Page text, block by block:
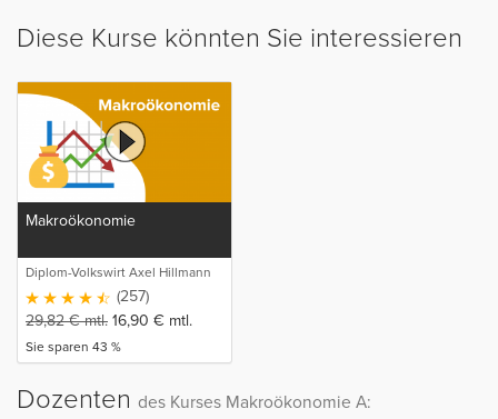
Diese Kurse könnten Sie interessieren
Makroökonomie
Diplom-Volkswirt Axel Hillmann
(257)
29,82€mtl. 16,90 € mtl.
Sie sparen 43 %
Dozenten des Kurses Makroökonomie A: